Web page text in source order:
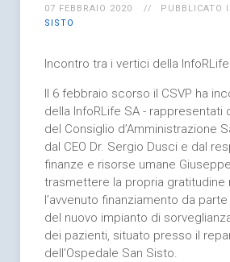
07 FEBBRAIO 2020 PUBBLICATO
SISTO
Incontro tra i vertici della InfoRLife
Il 6 febbraio scorso il CSVP ha
della InfoRLife SA - rappresentati
del Consiglio d’Amministrazione
dal CEO Dr. Sergio Dusci e dal
finanze e risorse umane
trasmettere la propria gratitudine
l’avvenuto finanziamento da
del nuovo impianto di
dei pazienti, situato presso il
dell’Ospedale San Sisto.